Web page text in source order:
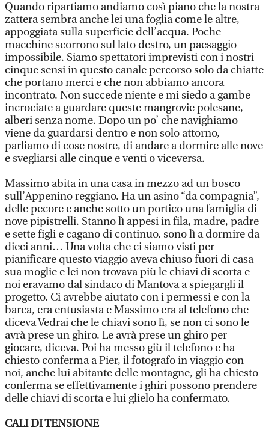
Quando ripartiamo andiamo così piano che la nostra
zattera sembra anche lei una foglia come le altre,
appoggiata sulla superficie dell’acqua. Poche
macchine scorrono sul lato destro, un paesaggio
impossibile. Siamo spettatori imprevisti con i nostri
cinque sensi in questo canale percorso solo da chiatte
che portano merci e che non abbiamo ancora
incontrato. Non succede niente e mi siedo a gambe
incrociate a guardare queste mangrovie polesane,
alberi senza nome. Dopo un po’ che navighiamo
viene da guardarsi dentro e non solo attorno,
parliamo di cose nostre, di andare a dormire alle nove
e svegliarsi alle cinque e venti o viceversa.
Massimo abita in una casa in mezzo ad un bosco
sull’Appenino reggiano. Ha un asino “da compagnia”,
delle pecore e anche sotto un portico una famiglia di
nove pipistrelli. Stanno lì appesi in fila, madre, padre
e sette figli e cagano di continuo, sono lì a dormire da
dieci anni… Una volta che ci siamo visti per
pianificare questo viaggio aveva chiuso fuori di casa
sua moglie e lei non trovava più le chiavi di scorta e
noi eravamo dal sindaco di Mantova a spiegargli il
progetto. Ci avrebbe aiutato con i permessi e con la
barca, era entusiasta e Massimo era al telefono che
diceva Vedrai che le chiavi sono lì, se non ci sono le
avrà prese un ghiro. Le avrà prese un ghiro per
giocare, diceva. Poi ha messo giù il telefono e ha
chiesto conferma a Pier, il fotografo in viaggio con
noi, anche lui abitante delle montagne, gli ha chiesto
conferma se effettivamente i ghiri possono prendere
delle chiavi di scorta e lui glielo ha confermato.
CALI DI TENSIONE